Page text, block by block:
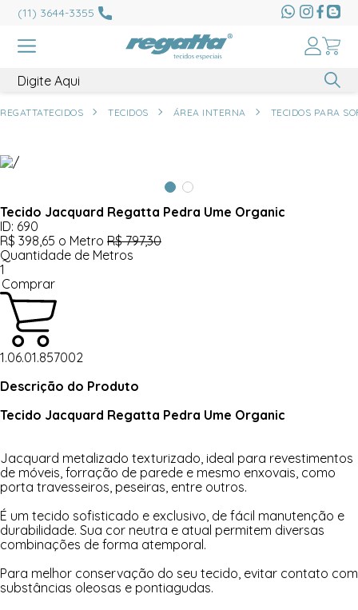
(11) 3644-3355
REGATTATECIDOS TECIDOS ÁREA INTERNA TECIDOS PARA
Tecido Jacquard Regatta Pedra Ume Organic
ID: 690
R$ 398,65 o Metro R$ 797,30
Quantidade de Metros
1
1.06.01.857002
Descrição do Produto
Tecido Jacquard Regatta Pedra Ume Organic
Jacquard metalizado texturizado, ideal para revestimentos
de móveis, forração de parede e mesmo enxovais, como
porta travesseiros, peseiras, entre outros.
É um tecido sofisticado e exclusivo, de fácil manutenção e
durabilidade. Sua cor neutra e atual permitem diversas
combinações de forma atemporal.
Para melhor conservação do seu tecido, evitar contato com
substâncias oleosas e pontiagudas.